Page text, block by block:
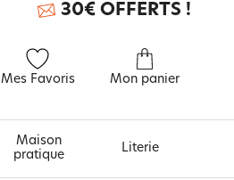
Mes Favoris Mon panier
30€ OFFERTS !
Maison
pratique
Literie